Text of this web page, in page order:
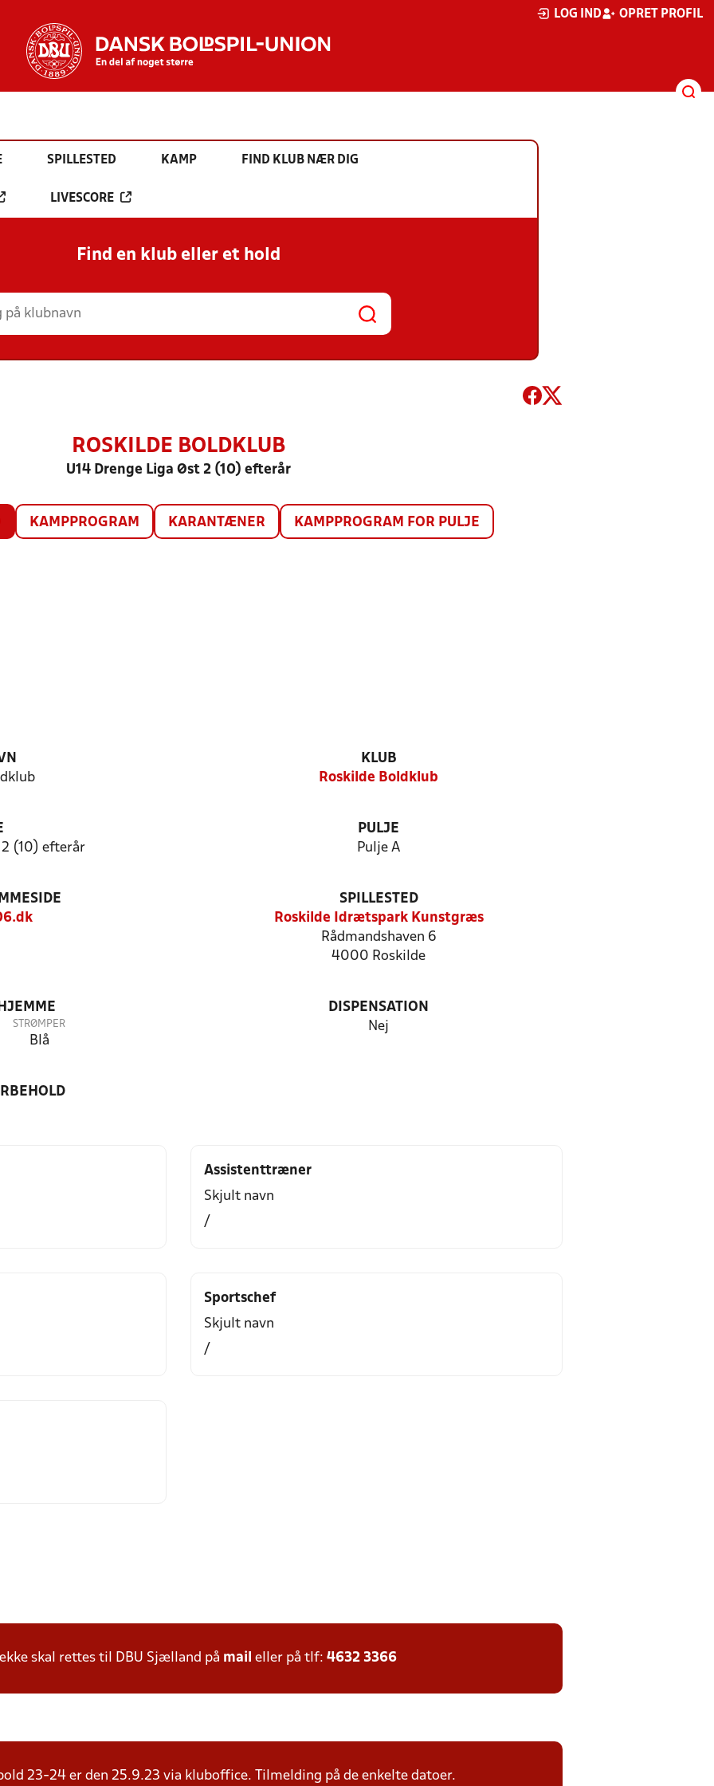
LOG IND OPRET PROFIL
SPILLESTED KAMP FIND KLUB NÆR DIG
LIVESCORE
Find en klub eller et hold
ROSKILDE BOLDKLUB
U14 Drenge Liga Øst 2 (10) efterår
KAMPPROGRAM KARANTÆNER KAMPPROGRAM FOR PULJE
KLUB
Roskilde Boldklub
2 (10) efterår
PULJE
Pulje A
SPILLESTED
Roskilde Idrætspark Kunstgræs
Rådmandshaven 6
4000 Roskilde
STRØMPER
Blå
DISPENSATION
Nej
Assistenttræner
Skjult navn
/
Sportschef
Skjult navn
/
skal rettes til DBU Sjælland på mail eller på tlf: 4632 3366
23-24 er den 25.9.23 via kluboffice. Tilmelding på de enkelte datoer.